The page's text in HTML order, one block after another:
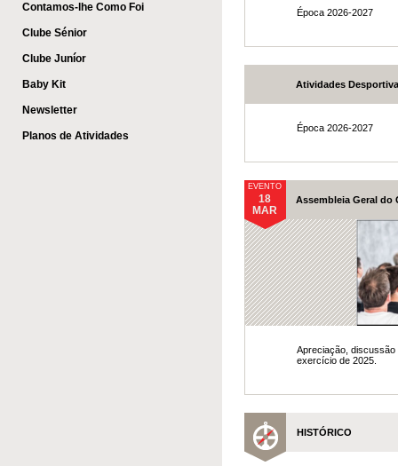
Contamos-lhe Como Foi
Clube Sénior
Clube Juníor
Baby Kit
Newsletter
Planos de Atividades
Época 2026-2027
Atividades
Época 2026-2027
EVENTO
18
MAR
Assembleia Geral do
Apreciação, discussão
exercício de 2025.
HISTÓRICO